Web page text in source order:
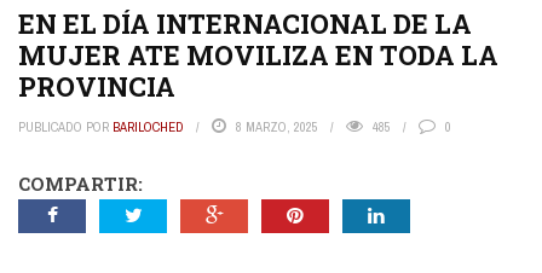
EN EL DÍA INTERNACIONAL DE LA
MUJER ATE MOVILIZA EN TODA LA
PROVINCIA
PUBLICADO POR BARILOCHED 8 MARZO, 2025 485 0
COMPARTIR: